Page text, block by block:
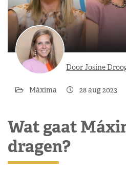
Door Josine
Máxima 28 aug 2023
Wat gaat
dragen?